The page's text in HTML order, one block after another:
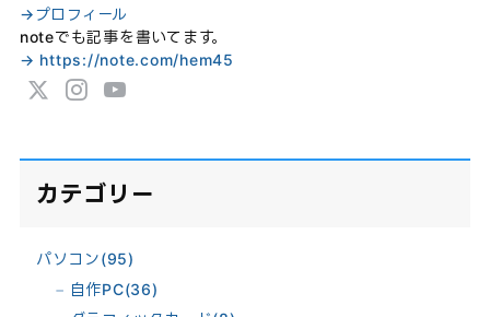
→プロフィール
noteでも記事を書いてます。
→ https://note.com/hem45
カテゴリー
パソコン(95)
自作PC(36)